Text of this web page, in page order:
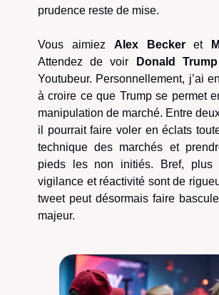
prudence reste de mise.
Vous aimiez Alex Beckeret
Attendez de voir
Donald Trump
Youtubeur. Personnellement, j’ai
à croire ce que Trump se permet
manipulation de marché. Entre
il pourrait faire voler en éclats
technique des marchés et
pieds les non initiés. Bref, plus
vigilance et réactivité sont de
tweet peut désormais faire
majeur.